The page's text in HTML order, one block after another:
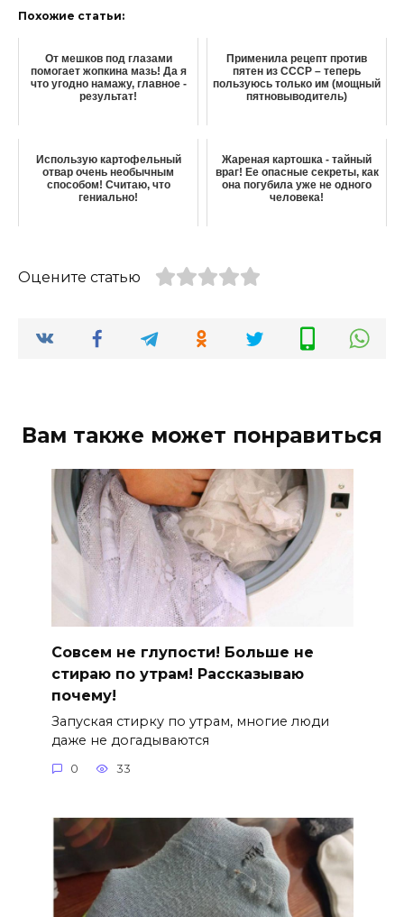
Похожие статьи:
От мешков под глазами
помогает жопкина мазь! Да я
что угодно намажу, главное -
результат!
Применила рецепт против
пятен из СССР – теперь
пользуюсь только им (мощный
пятновыводитель)
Использую картофельный
отвар очень необычным
способом! Считаю, что
гениально!
Жареная картошка - тайный
враг! Ее опасные секреты, как
она погубила уже не одного
человека!
Оцените статью
Вам также может понравиться
Совсем не глупости! Больше не
стираю по утрам! Рассказываю
почему!
Запуская стирку по утрам, многие люди
даже не догадываются
0 33